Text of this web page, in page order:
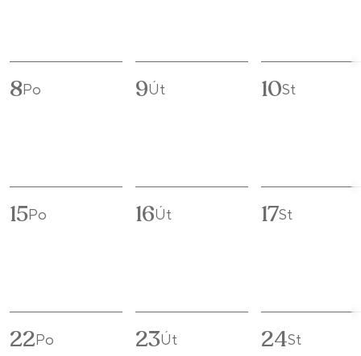
8Po 9Út 10St
15Po 16Út 17St
22Po 23Út 24St